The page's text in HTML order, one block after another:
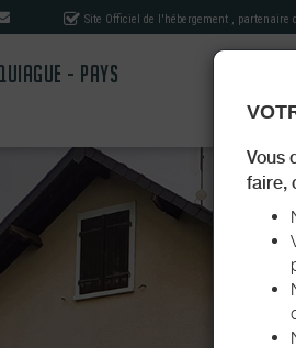
Site Officiel de l'hébergement , partenaire
- PAYS
Vous
faire,